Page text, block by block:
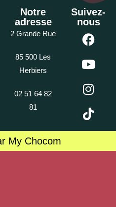
Notre
adresse
2 Grande Rue
85 500 Les
Herbiers
02 51 64 82
81
Suivez-
nous
My Chocom